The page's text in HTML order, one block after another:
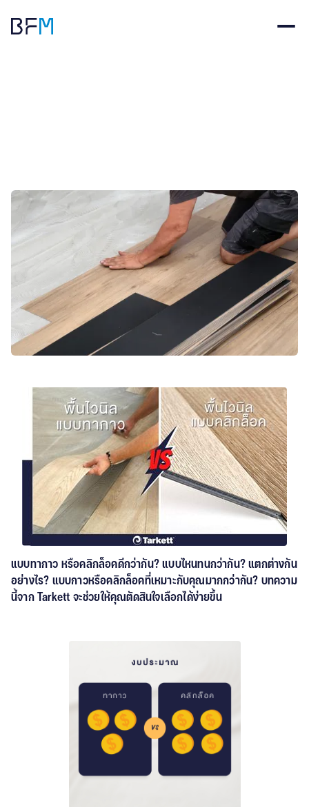
แบบทากาว หรือคลิกล็อคดีกว่ากัน? แบบไหนทนกว่ากัน? แตกต่างกัน
อย่างไร? แบบกาวหรือคลิกล็อคที่เหมาะกับคุณมากกว่ากัน? บทความ
นี้จาก Tarkett จะช่วยให้คุณตัดสินใจเลือกได้ง่ายขึ้น